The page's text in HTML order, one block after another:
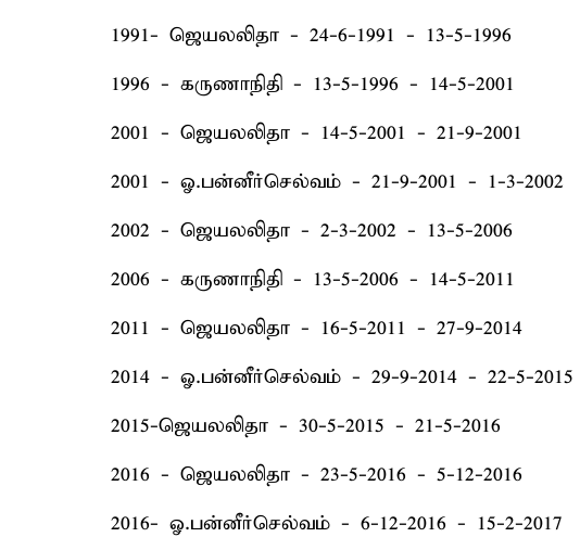
1991- ஜெயலலிதா - 24-6-1991 - 13-5-1996
1996 - கருணாநிதி - 13-5-1996 - 14-5-2001
2001 - ஜெயலலிதா - 14-5-2001 - 21-9-2001
2001 - ஓ.பன்னீர்செல்வம் - 21-9-2001 - 1-3-2002
2002 - ஜெயலலிதா - 2-3-2002 - 13-5-2006
2006 - கருணாநிதி - 13-5-2006 - 14-5-2011
2011 - ஜெயலலிதா - 16-5-2011 - 27-9-2014
2014 - ஓ.பன்னீர்செல்வம் - 29-9-2014 - 22-5-2015
2015-ஜெயலலிதா - 30-5-2015 - 21-5-2016
2016 - ஜெயலலிதா - 23-5-2016 - 5-12-2016
2016- ஓ.பன்னீர்செல்வம் - 6-12-2016 - 15-2-2017